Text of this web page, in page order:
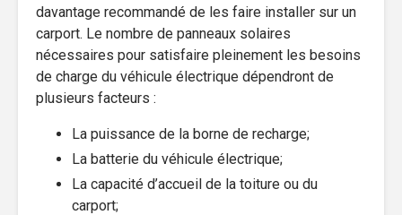
davantage recommandé de les faire installer sur un
carport. Le nombre de panneaux solaires
nécessaires pour satisfaire pleinement les besoins
de charge du véhicule électrique dépendront de
plusieurs facteurs :
La puissance de la borne de recharge;
La batterie du véhicule électrique;
La capacité d’accueil de la toiture ou du
carport;